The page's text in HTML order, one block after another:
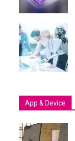
App & Device